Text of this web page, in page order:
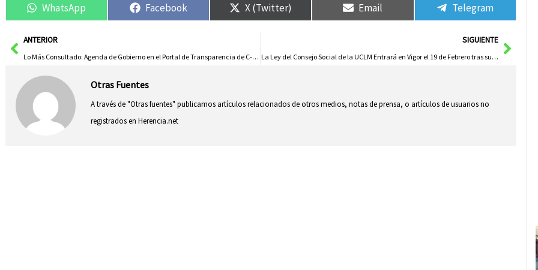
WhatsApp Facebook X (Twitter) Email Telegram
AntANTERIOR
Lo Más Consultado: Agenda de Gobierno en el Portal de Transparencia de C-LM
SIGUIENTE
La Ley del Consejo Social de la UCLM Entrará en Vigor el 19 de Febrero tras su Publicación en el DOCM
Otras Fuentes
A través de "Otras fuentes" publicamos artículos relacionados de otros medios, notas de prensa, o artículos de usuarios no
registrados en Herencia.net